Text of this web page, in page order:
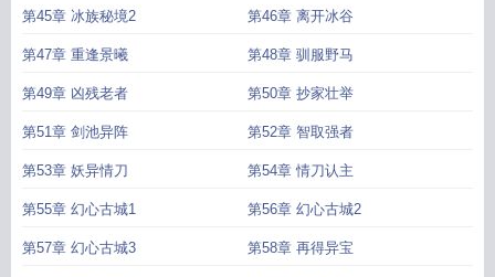
第45章 冰族秘境2 第46章 离开冰谷
第47章 重逢景曦 第48章 驯服野马
第49章 凶残老者 第50章 抄家壮举
第51章 剑池异阵 第52章 智取强者
第53章 妖异情刀 第54章 情刀认主
第55章 幻心古城1 第56章 幻心古城2
第57章 幻心古城3 第58章 再得异宝